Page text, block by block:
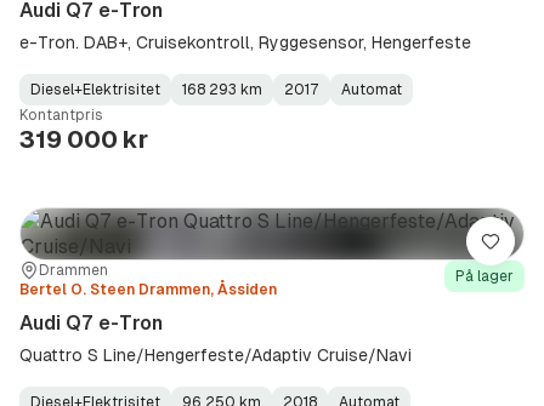
Audi Q7 e-Tron
e-Tron. DAB+, Cruisekontroll, Ryggesensor, Hengerfeste
Fuel
Type:
Diesel+Elektrisitet
Kilometerstand: 168 293 km
Model
Year:
2017
Gearbox
Type:
Automat
Kontantpris
319 000 kr
Sted:Drammen
Forhandler:
Bertel O. Steen Drammen, Åssiden
På lager
Audi Q7 e-Tron
Quattro S Line/Hengerfeste/Adaptiv Cruise/Navi
Diesel+Elektrisitet 96 250 km 2018 Automat
Lagre